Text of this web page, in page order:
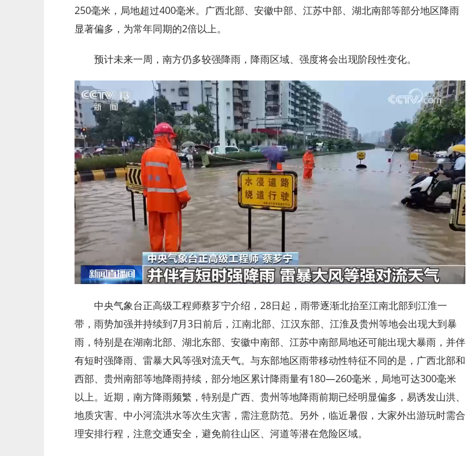
250毫米，局地超过400毫米。广西北部、安徽中部、江苏中部、湖北南部等部分地区降雨
显著偏多，为常年同期的2倍以上。
预计未来一周，南方仍多较强降雨，降雨区域、强度将会出现阶段性变化。
中央气象台正高级工程师蔡芗宁介绍，28日起，雨带逐渐北抬至江南北部到江淮一
带，雨势加强并持续到7月3日前后，江南北部、江汉东部、江淮及贵州等地会出现大到暴
雨，特别是在湖南北部、湖北东部、安徽中南部、江苏中南部局地还可能出现大暴雨，并伴
有短时强降雨、雷暴大风等强对流天气。与东部地区雨带移动性特征不同的是，广西北部和
西部、贵州南部等地降雨持续，部分地区累计降雨量有180—260毫米，局地可达300毫米
以上。近期，南方降雨频繁，特别是广西、贵州等地降雨前期已经明显偏多，易诱发山洪、
地质灾害、中小河流洪水等次生灾害，需注意防范。另外，临近暑假，大家外出游玩时需合
理安排行程，注意交通安全，避免前往山区、河道等潜在危险区域。